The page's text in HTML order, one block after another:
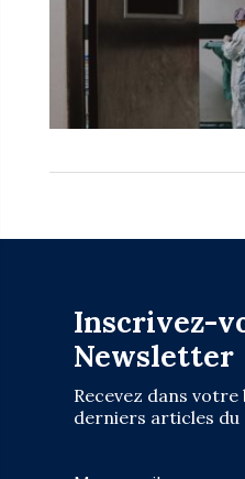
Inscrivez-
Newsletter
Recevez dans
derniers articles du